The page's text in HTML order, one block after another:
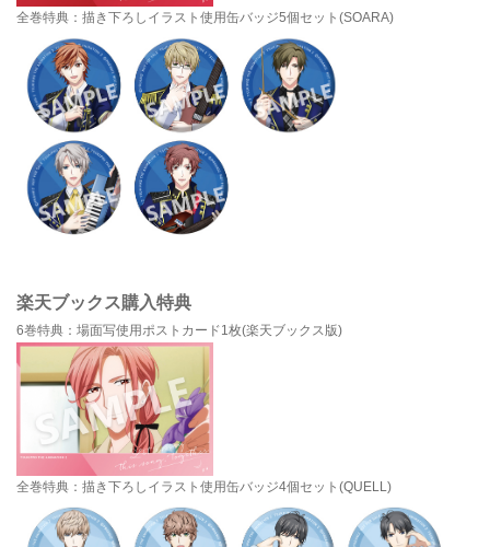
全巻特典：描き下ろしイラスト使用缶バッジ5個セット(SOARA)
楽天ブックス購入特典
6巻特典：場面写使用ポストカード1枚(楽天ブックス版)
全巻特典：描き下ろしイラスト使用缶バッジ4個セット(QUELL)